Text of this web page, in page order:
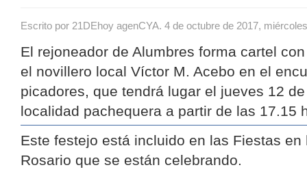
Escrito por 21DEhoy agenCYA. 4 de octubre de 2017, miércoles
El rejoneador de Alumbres forma cartel con
el novillero local Víctor M. Acebo en el
picadores, que tendrá lugar el jueves 12
localidad pachequera a partir de las 17.15
Este festejo está incluido en las Fiestas
Rosario que se están celebrando.